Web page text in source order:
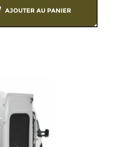
AJOUTER AU PANIER